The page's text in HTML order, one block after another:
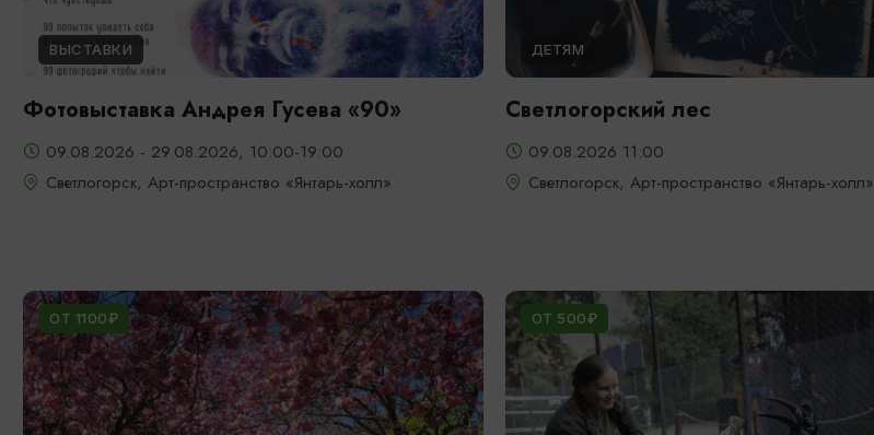
ВЫСТАВКИ
Фотовыставка Андрея Гусева «90»
09.08.2026 - 29.08.2026, 10:00-19:00
Светлогорск, Арт-пространство «Янтарь-холл»
ДЕТЯМ
Светлогорский лес
09.08.2026 11:00
Светлогорск, Арт-пространство «Янтарь-холл»
ОТ 1100₽ ОТ 500₽